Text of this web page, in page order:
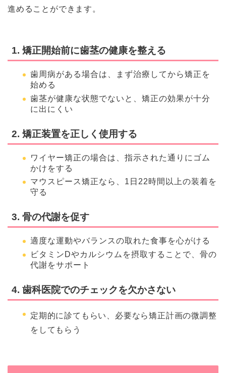
進めることができます。
1. 矯正開始前に歯茎の健康を整える
歯周病がある場合は、まず治療してから矯正を
始める
歯茎が健康な状態でないと、矯正の効果が十分
に出にくい
2. 矯正装置を正しく使用する
ワイヤー矯正の場合は、指示された通りにゴム
かけをする
マウスピース矯正なら、1日22時間以上の装着を
守る
3. 骨の代謝を促す
適度な運動やバランスの取れた食事を心がける
ビタミンDやカルシウムを摂取することで、骨の
代謝をサポート
4. 歯科医院でのチェックを欠かさない
定期的に診てもらい、必要なら矯正計画の微調整
をしてもらう